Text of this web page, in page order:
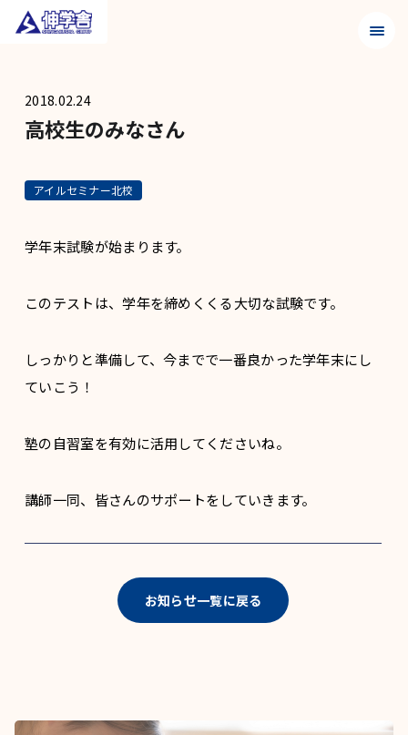
メニ
2018.02.24
高校生のみなさん
アイルセミナー北校
学年末試験が始まります。
このテストは、学年を締めくくる大切な試験です。
しっかりと準備して、今までで一番良かった学年末にし
ていこう！
塾の自習室を有効に活用してくださいね。
講師一同、皆さんのサポートをしていきます。
お知らせ一覧に戻る